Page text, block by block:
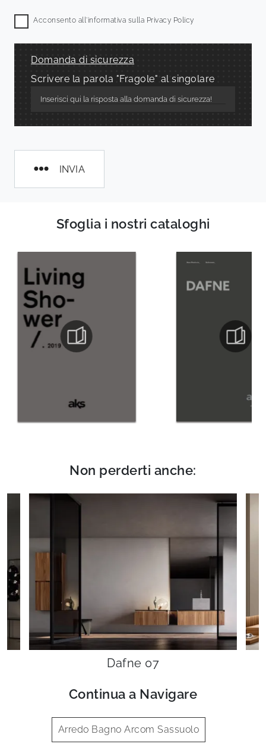
Sfoglia i nostri cataloghi
Acconsento all'informativa sulla Privacy Policy
Domanda di sicurezza
Scrivere la parola "Fragole" al singolare
INVIA
Non perderti anche:
Dafne 07
Continua a Navigare
Arredo Bagno Arcom Sassuolo